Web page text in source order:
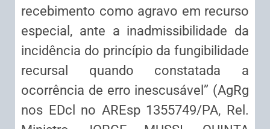
recebimento como agravo em recurso
especial, ante a inadmissibilidade da
incidência do princípio da fungibilidade
recursal quando constatada a
ocorrência de erro inescusável” (AgRg
nos EDcl no AREsp 1355749/PA, Rel.